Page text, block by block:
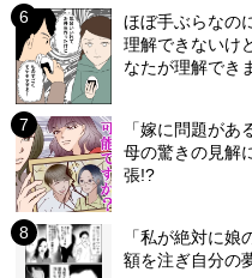
ほぼ手ぶらなの
理解できないけ
なたが理解でき
「嫁に問題が
母の驚きの見解
張!?
「私が絶対に
額を注ぎ自分の